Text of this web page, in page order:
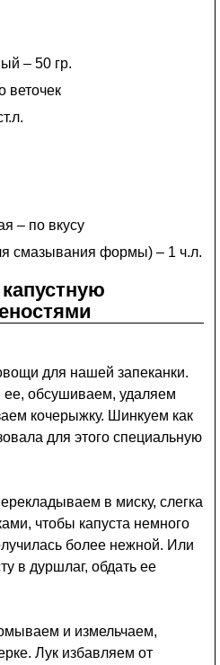
– 50 гр.
веточек
– по вкусу
смазывания формы) – 1 ч.л.
для нашей запеканки.
обсушиваем, удаляем
кочерыжку. Шинкуем как
для этого специальную
в миску, слегка
чтобы капуста немного
более нежной. Или
в дуршлаг, обдать ее
и измельчаем,
Лук избавляем от